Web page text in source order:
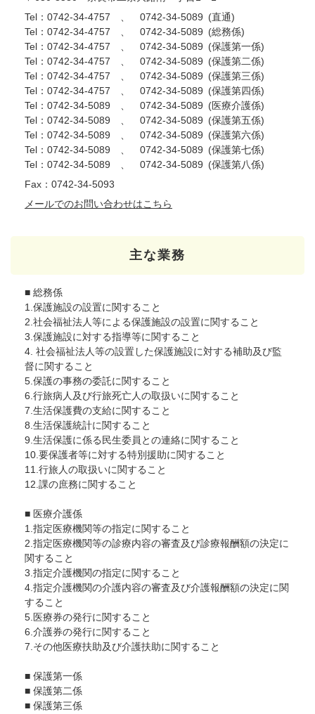
Tel：0742-34-4757 、 0742-34-5089
直通
Tel：0742-34-4757 、 0742-34-5089
総務係
Tel：0742-34-4757 、 0742-34-5089
保護第一係
Tel：0742-34-4757 、 0742-34-5089
保護第二係
Tel：0742-34-4757 、 0742-34-5089
保護第三係
Tel：0742-34-4757 、 0742-34-5089
保護第四係
Tel：0742-34-5089 、 0742-34-5089
医療介護係
Tel：0742-34-5089 、 0742-34-5089
保護第五係
Tel：0742-34-5089 、 0742-34-5089
保護第六係
Tel：0742-34-5089 、 0742-34-5089
保護第七係
Tel：0742-34-5089 、 0742-34-5089
保護第八係
Fax：0742-34-5093
メールでのお問い合わせはこちら
主な業務
■ 総務係
1.保護施設の設置に関すること
2.社会福祉法人等による保護施設の設置に関すること
3.保護施設に対する指導等に関すること
4. 社会福祉法人等の設置した保護施設に対する補助及び監
督に関すること
5.保護の事務の委託に関すること
6.行旅病人及び行旅死亡人の取扱いに関すること
7.生活保護費の支給に関すること
8.生活保護統計に関すること
9.生活保護に係る民生委員との連絡に関すること
10.要保護者等に対する特別援助に関すること
11.行旅人の取扱いに関すること
12.課の庶務に関すること
■ 医療介護係
1.指定医療機関等の指定に関すること
2.指定医療機関等の診療内容の審査及び診療報酬額の決定に
関すること
3.指定介護機関の指定に関すること
4.指定介護機関の介護内容の審査及び介護報酬額の決定に関
すること
5.医療券の発行に関すること
6.介護券の発行に関すること
7.その他医療扶助及び介護扶助に関すること
■ 保護第一係
■ 保護第二係
■ 保護第三係